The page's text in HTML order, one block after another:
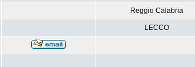
Reggio Calabria
LECCO